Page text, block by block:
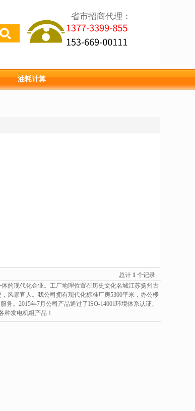
省市招商代理：
油耗计算
总计 1 个记录
的现代化企业。工厂地理位置在历史文化名城江苏扬州古
风景宜人。我公司拥有现代化标准厂房5300平米，办公楼
。2015年7月公司产品通过了ISO-14001环境体系认证、
种发电机组产品！